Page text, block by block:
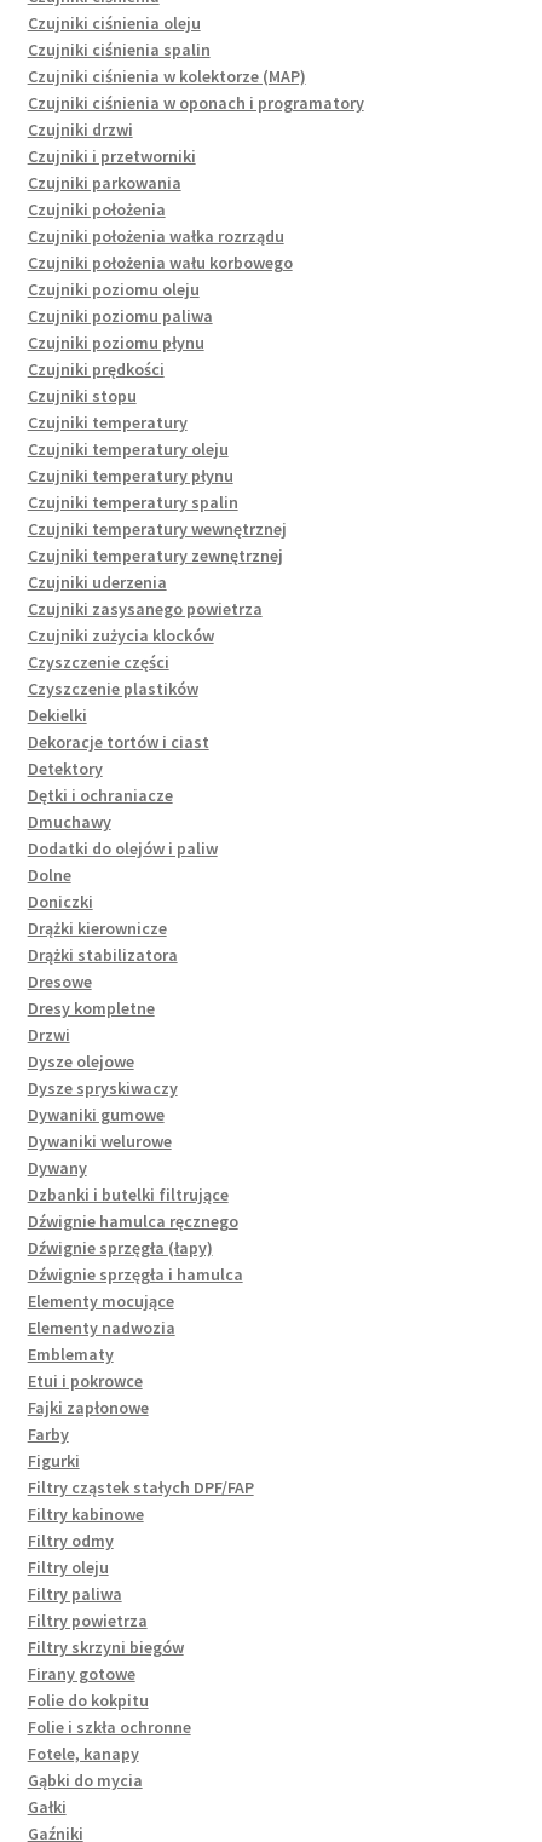
Czujniki ciśnienia oleju
Czujniki ciśnienia spalin
Czujniki ciśnienia w kolektorze (MAP)
Czujniki ciśnienia w oponach i programatory
Czujniki drzwi
Czujniki i przetworniki
Czujniki parkowania
Czujniki położenia
Czujniki położenia wałka rozrządu
Czujniki położenia wału korbowego
Czujniki poziomu oleju
Czujniki poziomu paliwa
Czujniki poziomu płynu
Czujniki prędkości
Czujniki stopu
Czujniki temperatury
Czujniki temperatury oleju
Czujniki temperatury płynu
Czujniki temperatury spalin
Czujniki temperatury wewnętrznej
Czujniki temperatury zewnętrznej
Czujniki uderzenia
Czujniki zasysanego powietrza
Czujniki zużycia klocków
Czyszczenie części
Czyszczenie plastików
Dekielki
Dekoracje tortów i ciast
Detektory
Dętki i ochraniacze
Dmuchawy
Dodatki do olejów i paliw
Dolne
Doniczki
Drążki kierownicze
Drążki stabilizatora
Dresowe
Dresy kompletne
Drzwi
Dysze olejowe
Dysze spryskiwaczy
Dywaniki gumowe
Dywaniki welurowe
Dywany
Dzbanki i butelki filtrujące
Dźwignie hamulca ręcznego
Dźwignie sprzęgła (łapy)
Dźwignie sprzęgła i hamulca
Elementy mocujące
Elementy nadwozia
Emblematy
Etui i pokrowce
Fajki zapłonowe
Farby
Figurki
Filtry cząstek stałych DPF/FAP
Filtry kabinowe
Filtry odmy
Filtry oleju
Filtry paliwa
Filtry powietrza
Filtry skrzyni biegów
Firany gotowe
Folie do kokpitu
Folie i szkła ochronne
Fotele, kanapy
Gąbki do mycia
Gałki
Gaźniki